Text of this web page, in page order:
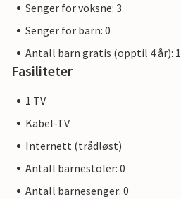
Senger for voksne: 3
Senger for barn: 0
Antall barn gratis (opptil 4 år): 1
Fasiliteter
1 TV
Kabel-TV
Internett (trådløst)
Antall barnestoler: 0
Antall barnesenger: 0